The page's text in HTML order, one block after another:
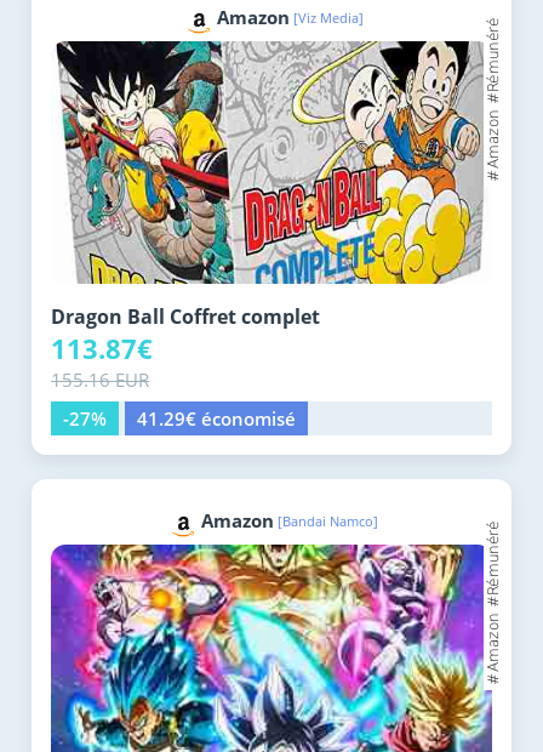
Amazon [Viz Media]
Dragon Ball Coffret complet
113.87€
155.16 EUR
-27%
41.29€ économisé
Amazon [Bandai Namco]